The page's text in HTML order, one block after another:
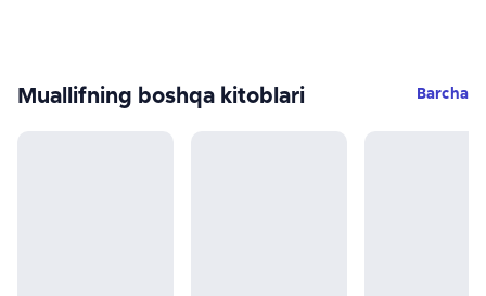
Muallifning boshqa kitoblari Barcha